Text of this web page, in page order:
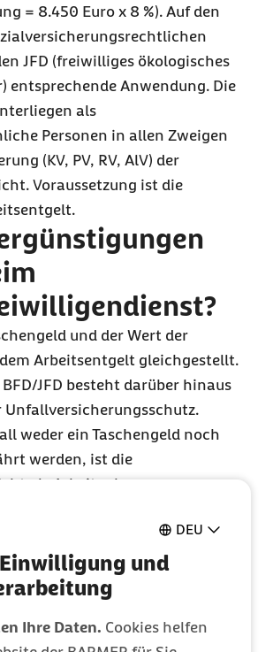
DEU
und
Ihre Daten. Cookies helfen
= 8.450 Euro x 8 %). Auf den
JFD (freiwilliges ökologisches
entsprechende Anwendung. Die
als
Personen in allen Zweigen
(KV, PV, RV, AlV) der
Voraussetzung ist die
und der Wert der
Arbeitsentgelt gleichgestellt.
BFD/JFD besteht darüber hinaus
Unfallversicherungsschutz.
weder ein Taschengeld noch
werden, ist die
als Arbeitnehmer
der Kranken- und
ist in diesen Fällen die
(z. B. über die
der Eltern) zu prüfen. Eine
wegen Geringfügigkeit
der